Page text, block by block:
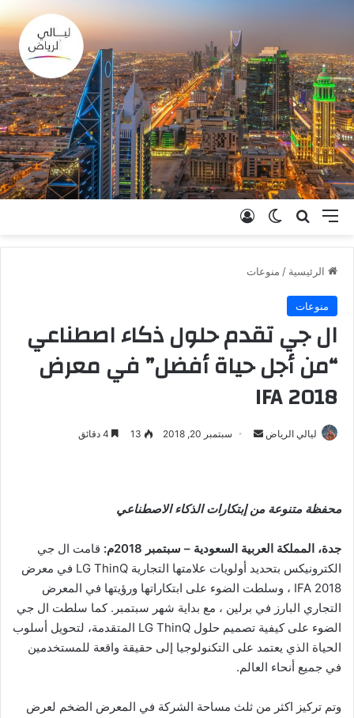
القائمة بحث عنالوضع المظلم
الرئيسية / منوعات
منوعات
ال جي تقدم حلول ذكاء اصطناعي
“من أجل حياة أفضل” في معرض
IFA 2018
ليالي الرياض
ب
ي
د
ا
ل
ك
ت
سبتمبر 20, 2018 13
محفظة متنوعة من إبتكارات الذكاء الاصطناعي
جدة، المملكة العربية السعودية – سبتمبر 2018م : قامت ال جي
الكترونيكس بتحديد أولويات علامتها التجارية LG ThinQ في معرض
IFA 2018 ، وسلطت الضوء على ابتكاراتها ورؤيتها في المعرض
التجاري البارز في برلين ، مع بداية شهر سبتمبر. كما سلطت ال جي
الضوء على كيفية تصميم حلول LG ThinQ المتقدمة، لتحويل أسلوب
الحياة الذي يعتمد على التكنولوجيا إلى حقيقة واقعة للمستخدمين
في جميع أنحاء العالم.
وتم تركيز اكثر من ثلث مساحة الشركة في المعرض الضخم لعرض